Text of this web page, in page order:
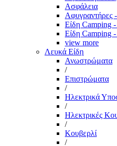
Ασφάλεια
Αφυγραντήρες -
Είδη Camping
Είδη Camping
view more
Λευκά Είδη
Ανωστρώματα
/
Επιστρώματα
/
Ηλεκτρικά
/
Ηλεκτρικές
/
Κουβερλί
/